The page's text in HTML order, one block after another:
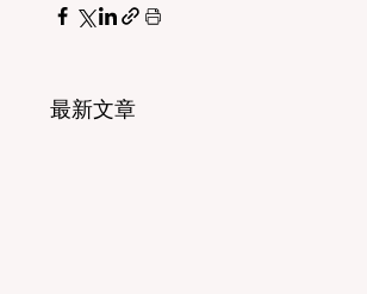
最新文章